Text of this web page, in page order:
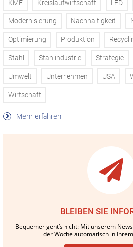
KME Kreislaufwirtschaft LED
Modernisierung Nachhaltigkeit
Optimierung Produktion
Stahl Stahlindustrie Strategie
Umwelt Unternehmen USA
Wirtschaft
Mehr erfahren
BLEIBEN SIE
Bequemer geht’s nicht: Mit unserem
der Woche automatisch in